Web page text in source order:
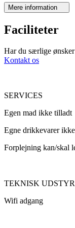
Mere information
Faciliteter
Har du særlige
Kontakt os
SERVICES
Egen mad ikke tilladt
Egne drikkevarer
Forplejning kan/skal
TEKNISK UDSTYR
Wifi adgang